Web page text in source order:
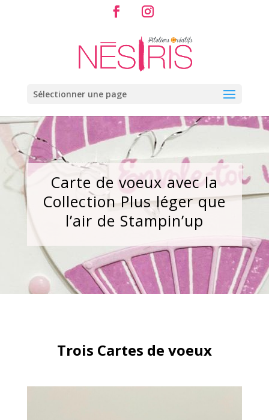
Sélectionner une page
Carte de voeux avec la
Collection Plus léger que
l’air de Stampin’up
Trois Cartes de voeux